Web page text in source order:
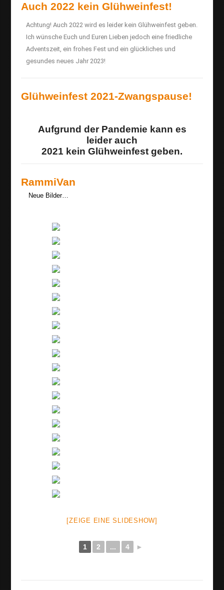
Auch 2022 kein Glühweinfest!
Achtung! Auch 2022 wird es leider kein Glühweinfest geben.
Ich wünsche Euch und Euren Lieben jedoch eine friedliche
Adventszeit, ein frohes Fest und ein glückliches und
gesundes neues Jahr 2023!
Glühweinfest 2021-Zwangspause!
Aufgrund der Pandemie kann es
leiderauch
2021 kein Glühweinfest geben.
RammiVan
Neue Bilder…
[ZEIGE EINE SLIDESHOW]
1 2 ... 4 ►